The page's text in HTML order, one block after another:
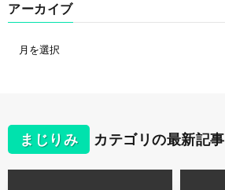
アーカイブ
まじりみ カテゴリの最新記事